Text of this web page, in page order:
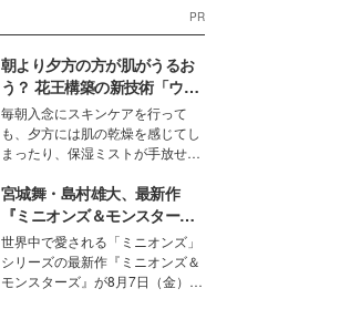
PR
朝より夕方の方が肌がうるお
う？ 花王構築の新技術「ウォ
ーターキャプチャリングスキ
ン（捕水肌）」がスキンケア
の常識を変える予感
毎朝入念にスキンケアを行って
も、夕方には肌の乾燥を感じてし
まったり、保湿ミストが手放せな
な美容の常識を大きく変える可能
性を秘めた、革新的な「Water
Capturing Skin（ウォーターキャ
プチャリングスキン：捕水肌）」
技術を、花王が構築した。
宮城舞・島村雄大、最新作
『ミニオンズ＆モンスター
ズ』の魅力熱弁 ハチャメチャ
だけじゃない“友情と絆”に感
動
世界中で愛される「ミニオンズ」
シリーズの最新作『ミニオンズ＆
モンスターズ』が8月7日（金）に